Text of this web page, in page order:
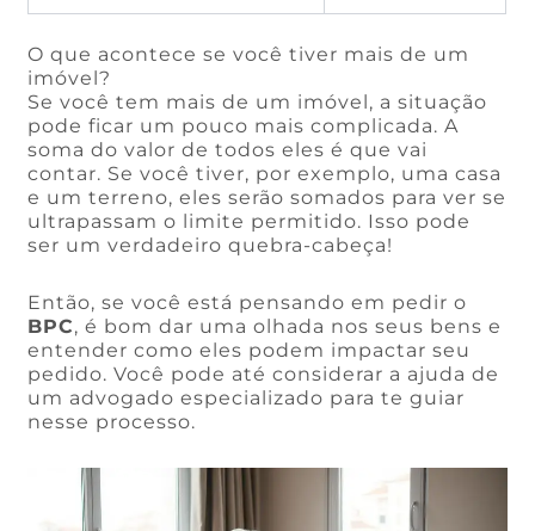
O que acontece se você tiver mais de um
imóvel?
Se você tem mais de um imóvel, a situação
pode ficar um pouco mais complicada. A
soma do valor de todos eles é que vai
contar. Se você tiver, por exemplo, uma casa
e um terreno, eles serão somados para ver se
ultrapassam o limite permitido. Isso pode
ser um verdadeiro quebra-cabeça!
Então, se você está pensando em pedir o
BPC, é bom dar uma olhada nos seus bens e
entender como eles podem impactar seu
pedido. Você pode até considerar a ajuda de
um advogado especializado para te guiar
nesse processo.